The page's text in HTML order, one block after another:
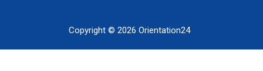
Copyright © 2026 Orientation24